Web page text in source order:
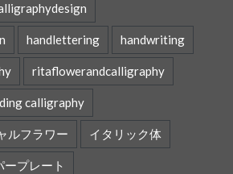
handlettering handwriting
ritaflowerandcalligraphy
calligraphy
ルフラワー イタリック体
ープレート